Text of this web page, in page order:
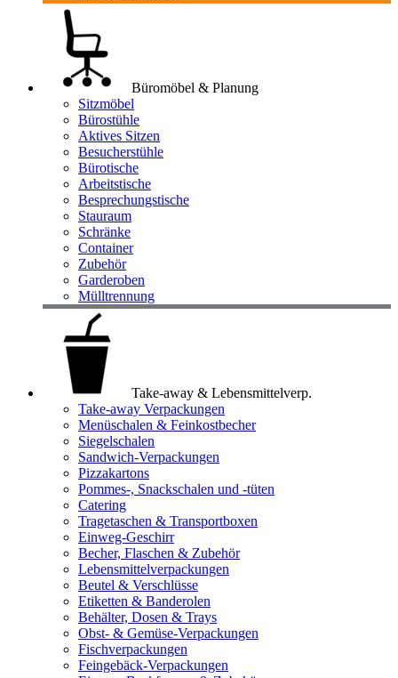
Büromöbel & Planung
Sitzmöbel
Bürostühle
Aktives Sitzen
Besucherstühle
Bürotische
Arbeitstische
Besprechungstische
Stauraum
Schränke
Container
Zubehör
Garderoben
Mülltrennung
Take-away & Lebensmittelverp.
Take-away Verpackungen
Menüschalen & Feinkostbecher
Siegelschalen
Sandwich-Verpackungen
Pizzakartons
Pommes-, Snackschalen und -tüten
Catering
Tragetaschen & Transportboxen
Einweg-Geschirr
Becher, Flaschen & Zubehör
Lebensmittelverpackungen
Beutel & Verschlüsse
Etiketten & Banderolen
Behälter, Dosen & Trays
Obst- & Gemüse-Verpackungen
Fischverpackungen
Feingebäck-Verpackungen